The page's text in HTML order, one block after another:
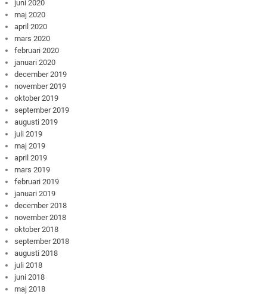
juni 2020
maj 2020
april 2020
mars 2020
februari 2020
januari 2020
december 2019
november 2019
oktober 2019
september 2019
augusti 2019
juli 2019
maj 2019
april 2019
mars 2019
februari 2019
januari 2019
december 2018
november 2018
oktober 2018
september 2018
augusti 2018
juli 2018
juni 2018
maj 2018